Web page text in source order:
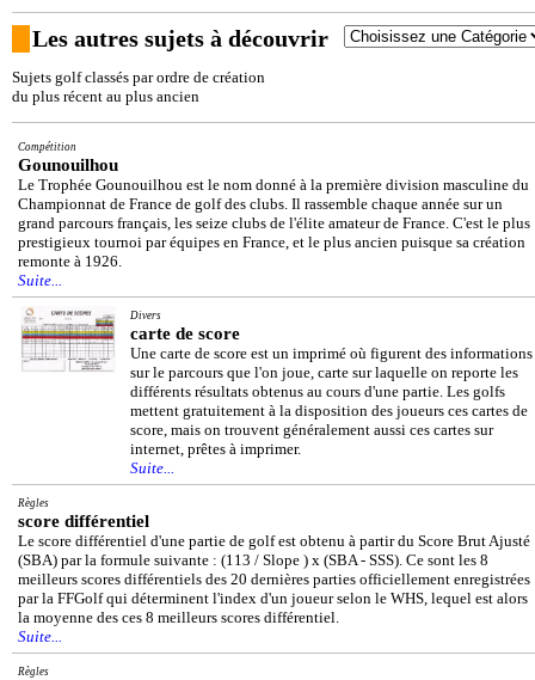
Les autres sujets à découvrir
Sujets golf classés par ordre de création
du plus récent au plus ancien
Compétition
Gounouilhou
Le Trophée Gounouilhou est le nom donné à la première division masculine du
Championnat de France de golf des clubs. Il rassemble chaque année sur un
grand parcours français, les seize clubs de l'élite amateur de France. C'est le plus
prestigieux tournoi par équipes en France, et le plus ancien puisque sa création
remonte à 1926.
Suite...
Divers
carte de score
Une carte de score est un imprimé où figurent des informations
sur le parcours que l'on joue, carte sur laquelle on reporte les
différents résultats obtenus au cours d'une partie. Les golfs
mettent gratuitement à la disposition des joueurs ces cartes de
score, mais on trouvent généralement aussi ces cartes sur
internet, prêtes à imprimer.
Suite...
Règles
score différentiel
Le score différentiel d'une partie de golf est obtenu à partir du Score Brut Ajusté
(SBA) par la formule suivante : (113 / Slope ) x (SBA - SSS). Ce sont les 8
meilleurs scores différentiels des 20 dernières parties officiellement enregistrées
par la FFGolf qui déterminent l'index d'un joueur selon le WHS, lequel est alors
la moyenne des ces 8 meilleurs scores différentiel.
Suite...
Règles